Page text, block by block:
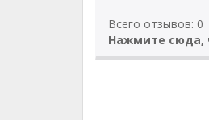
Всего отзывов: 0
Нажмите сюда,